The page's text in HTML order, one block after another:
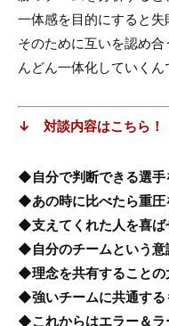
一体感を目的にすると失
そのために互いを認め
んどん一体化していくん
↓ 対談内容はこちら！
◆自分で判断できる選手
◆あの時に比べたら重圧
◆支えてくれた人を喜ば
◆自分のチームという意
◆理念を共有することの
◆強いチームに共通する
◆これからはエラー＆ラ